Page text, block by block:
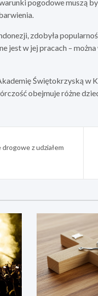
pogodowe muszą
zdobyła
jest w jej pracach –
Świętokrzyską w
obejmuje różne
z udziałem